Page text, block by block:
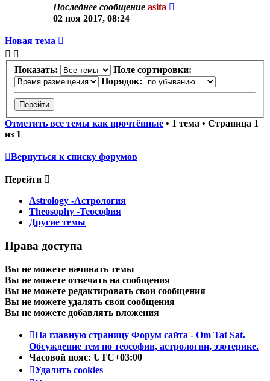
Последнее сообщение asita
02 ноя 2017, 08:24
Новая тема
Показать:
Поле сортировки:
Порядок:
Отметить все темы как прочтённые • 1 тема • Страница 1
из 1
Вернуться к списку форумов
Перейти
Astrology -Астрология
Theosophy -Теософия
Другие темы
Права доступа
Вы не можете начинать темы
Вы не можете отвечать на сообщения
Вы не можете редактировать свои сообщения
Вы не можете удалять свои сообщения
Вы не можете добавлять вложения
На главную страницу Форум сайта - Om Tat Sat.
Обсуждение тем по теософии, астрологии, эзотерике.
Часовой пояс: UTC+03:00
Удалить cookies